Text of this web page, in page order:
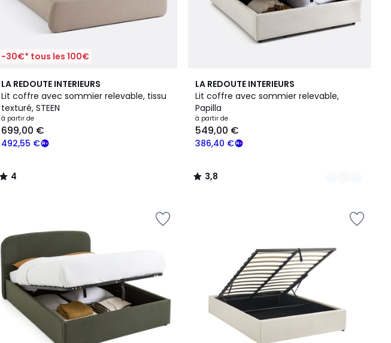
-30€* tous les 100€
LA REDOUTE INTERIEURS
Lit coffre avec sommier relevable, tissu
texturé, STEEN
à partir de
492,55 €
699,00 €
4
/
5
4
/
LA REDOUTE INTERIEURS
Lit coffre avec sommier relevable,
Papilla
à partir de
386,40 €
549,00 €
3,8
/ 5
2
Couleurs
3,8
/